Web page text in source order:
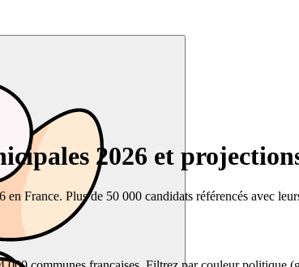
2026 et
France. Plus de 50 000 candidats référencés avec